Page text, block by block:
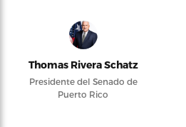
Thomas Rivera Schatz
Presidente del Senado de
Puerto Rico